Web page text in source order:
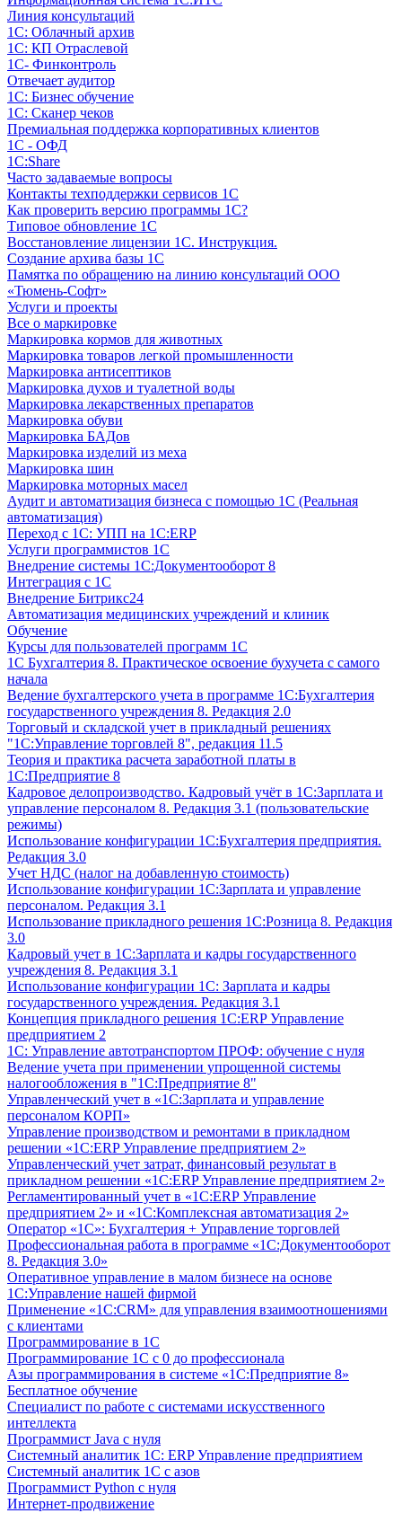
Линия консультаций
1С: Облачный архив
1С: КП Отраслевой
1С- Финконтроль
Отвечает аудитор
1С: Бизнес обучение
1С: Сканер чеков
Премиальная поддержка корпоративных клиентов
1С - ОФД
1С:Share
Часто задаваемые вопросы
Контакты техподдержки сервисов 1С
Как проверить версию программы 1С?
Типовое обновление 1С
Восстановление лицензии 1С. Инструкция.
Создание архива базы 1С
Памятка по обращению на линию консультаций ООО
«Тюмень-Софт»
Услуги и проекты
Все о маркировке
Маркировка кормов для животных
Маркировка товаров легкой промышленности
Маркировка антисептиков
Маркировка духов и туалетной воды
Маркировка лекарственных препаратов
Маркировка обуви
Маркировка БАДов
Маркировка изделий из меха
Маркировка шин
Маркировка моторных масел
Аудит и автоматизация бизнеса с помощью 1С (Реальная
автоматизация)
Переход с 1С: УПП на 1С:ERP
Услуги программистов 1С
Внедрение системы 1С:Документооборот 8
Интеграция с 1С
Внедрение Битрикс24
Автоматизация медицинских учреждений и клиник
Обучение
Курсы для пользователей программ 1С
1С Бухгалтерия 8. Практическое освоение бухучета с самого
начала
Ведение бухгалтерского учета в программе 1С:Бухгалтерия
государственного учреждения 8. Редакция 2.0
Торговый и складской учет в прикладный решениях
"1С:Управление торговлей 8", редакция 11.5
Теория и практика расчета заработной платы в
1С:Предприятие 8
Кадровое делопроизводство. Кадровый учёт в 1С:Зарплата и
управление персоналом 8. Редакция 3.1 (пользовательские
режимы)
Использование конфигурации 1С:Бухгалтерия предприятия.
Редакция 3.0
Учет НДС (налог на добавленную стоимость)
Использование конфигурации 1С:Зарплата и управление
персоналом. Редакция 3.1
Использование прикладного решения 1С:Розница 8. Редакция
3.0
Кадровый учет в 1С:Зарплата и кадры государственного
учреждения 8. Редакция 3.1
Использование конфигурации ‎1С: Зарплата и кадры
государственного учреждения. Редакция 3.1
Концепция прикладного решения 1С:ERP Управление
предприятием 2
1С: Управление автотранспортом ПРОФ: обучение с нуля
Ведение учета при применении упрощенной системы
налогообложения в "1С:Предприятие 8"
Управленческий учет в «1C:Зарплата и управление
персоналом КОРП»
Управление производством и ремонтами в прикладном
решении «1С:ERP Управление предприятием 2»
Управленческий учет затрат, финансовый результат в
прикладном решении «1С:ERP Управление предприятием 2»
Регламентированный учет в «1С:ERP Управление
предприятием 2» и «1С:Комплексная автоматизация 2»
Оператор «1С»: Бухгалтерия + Управление торговлей
Профессиональная работа в программе «1С:Документооборот
8. Редакция 3.0»
Оперативное управление в малом бизнесе на основе
1С:Управление нашей фирмой
Применение «1С:CRM» для управления взаимоотношениями
с клиентами
Программирование в 1С
Программирование 1С с 0 до профессионала
Азы программирования в системе «1С:Предприятие 8»
Бесплатное обучение
Специалист по работе с системами искусственного
интеллекта
Программист Java с нуля
Системный аналитик 1С: ERP Управление предприятием
Системный аналитик 1С с азов
Программист Python с нуля
Интернет-продвижение